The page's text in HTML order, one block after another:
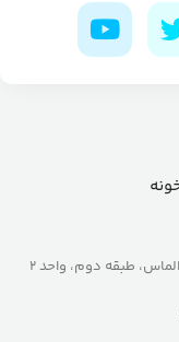
طبقه دوم، واحد 2